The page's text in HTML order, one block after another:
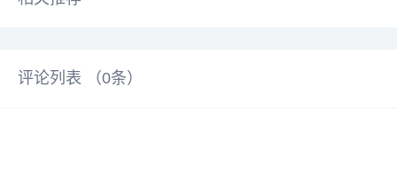
评论列表 （0条）